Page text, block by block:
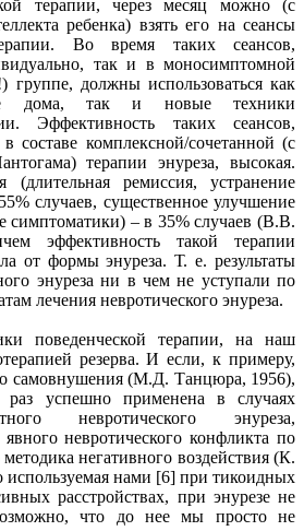
терапии, через месяц можно (с
ребенка) взять его на сеансы
Во время таких сеансов,
так и в моносимптомной
группе, должны использоваться как
дома, так и новые техники
Эффективность таких сеансов,
составе комплексной/сочетанной (с
терапии энуреза, высокая.
(длительная ремиссия, устранение
случаев, существенное улучшение
симптоматики) – в 35% случаев (В.В.
эффективность такой терапии
от формы энуреза. Т. е. результаты
энуреза ни в чем не уступали по
лечения невротического энуреза.
поведенческой терапии, на наш
резерва. И если, к примеру,
самовнушения (М.Д. Танцюра, 1956),
раз успешно применена в случаях
невротического энуреза,
невротического конфликта по
негативного воздействия (К.
нами [6] при тикоидных
расстройствах, при энурезе не
что до нее мы просто не